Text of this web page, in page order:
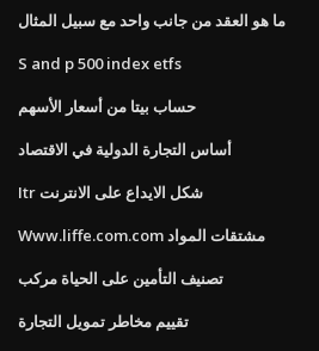
ما هو العقد من جانب واحد مع سبيل المثال
S and p 500 index etfs
حساب بيتا من أسعار الأسهم
أساس التجارة الدولية في الاقتصاد
Itr شكل الايداع على الانترنت
Www.liffe.com.com مشتقات المواد
تصنيف التأمين على الحياة مركب
تقييم مخاطر تمويل التجارة